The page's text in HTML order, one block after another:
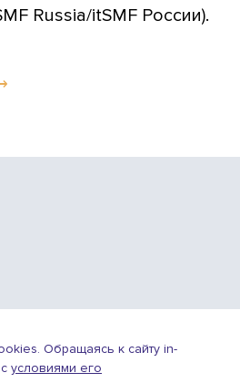
Russia/itSMF России).
Обращаясь к сайту in-
условиями его